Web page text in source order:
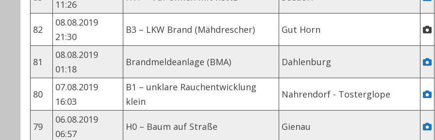
11:26
82
08.08.2019
21:30
B3 – LKW Brand (Mähdrescher) Gut Horn
81
08.08.2019
01:18
Brandmeldeanlage (BMA) Dahlenburg
80
07.08.2019
16:03
B1 – unklare Rauchentwicklung
klein
Nahrendorf - Tosterglope
79
06.08.2019
06:57
H0 – Baum auf Straße Gienau